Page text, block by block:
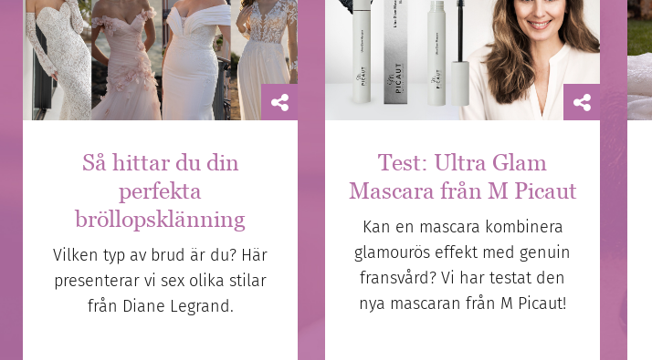
Så hittar du din
perfekta
bröllopsklänning
Vilken typ av brud är du? Här
presenterar vi sex olika stilar
från Diane Legrand.
Test: Ultra Glam
Mascara från M Picaut
Kan en mascara kombinera
glamourös effekt med genuin
fransvård? Vi har testat den
nya mascaran från M Picaut!